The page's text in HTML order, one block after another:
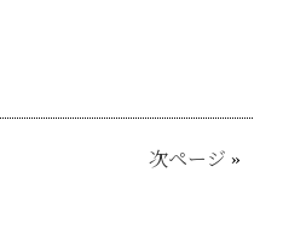
次ページ »